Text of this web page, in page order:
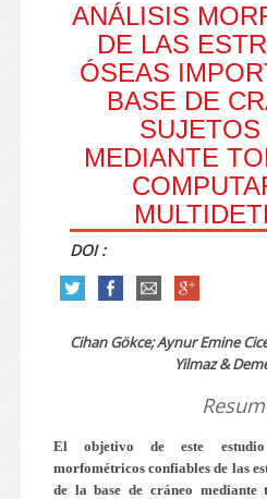
ANÁLISIS
DE LAS
ÓSEAS
BASE DE
MEDIANTE
DOI :
Cihan Gökce; Aynur Emine
Yilmaz &
El objetivo de este
morfométricos confiables de las
de la base de cráneo mediante